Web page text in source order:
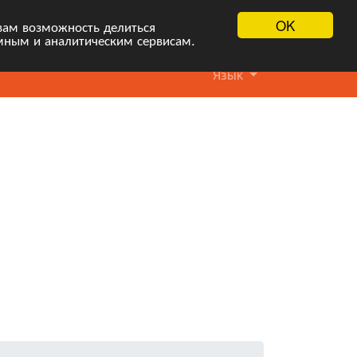
OK
возможность делиться
и аналитическим сервисам.
Язык